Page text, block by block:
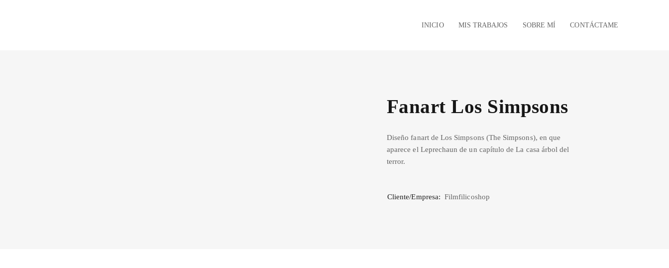
INICIO MIS TRABAJOS SOBRE MÍ CONTÁCTAME
Fanart Los Simpsons
Diseño fanart de Los Simpsons (The Simpsons), en que
aparece el Leprechaun de un capítulo de La casa árbol del
terror.
Cliente/Empresa: Filmfilicoshop